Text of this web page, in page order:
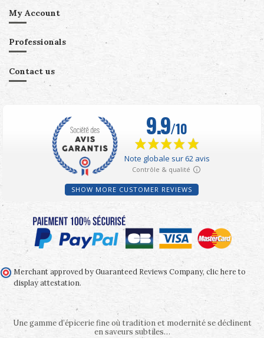
My Account
Professionals
Contact us
SHOW MORE CUSTOMER REVIEWS
Merchant approved by Guaranteed Reviews Company, clic here to
display attestation.
Une gamme d’épicerie fine où tradition et modernité se déclinent
en saveurs subtiles…